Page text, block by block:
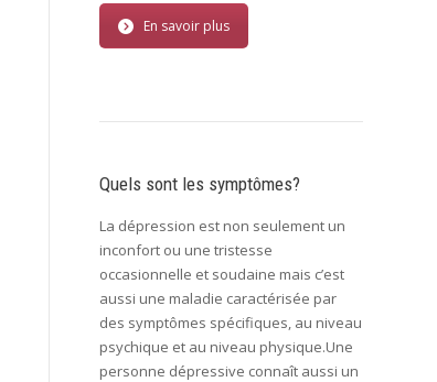
En savoir plus
Quels sont les symptômes?
La dépression est non seulement un
inconfort ou une tristesse
occasionnelle et soudaine mais c’est
aussi une maladie caractérisée par
des symptômes spécifiques, au niveau
psychique et au niveau physique.Une
personne dépressive connaît aussi un